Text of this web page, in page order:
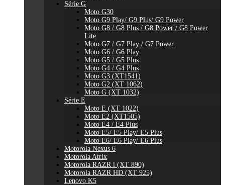
Série G
Moto G30
Moto G9 Play/ G9 Plus/ G9 Power
Moto G8 / G8 Plus / G8 Power / G8 Power
Lite
Moto G7 / G7 Play / G7 Power
Moto G6 / G6 Play
Moto G5 / G5 Plus
Moto G4 / G4 Plus
Moto G3 (XT1541)
Moto G2 (XT 1062)
Moto G (XT 1032)
Série E
Moto E (XT 1022)
Moto E2 (XT1505)
Moto E4 / E4 Plus
Moto E5/ E5 Play/ E5 Plus
Moto E6/ E6 Play/ E6 Plus
Motorola Nexus 6
Motorola Atrix
Motorola RAZR i (XT 890)
Motorola RAZR HD (XT 925)
Lenovo K5